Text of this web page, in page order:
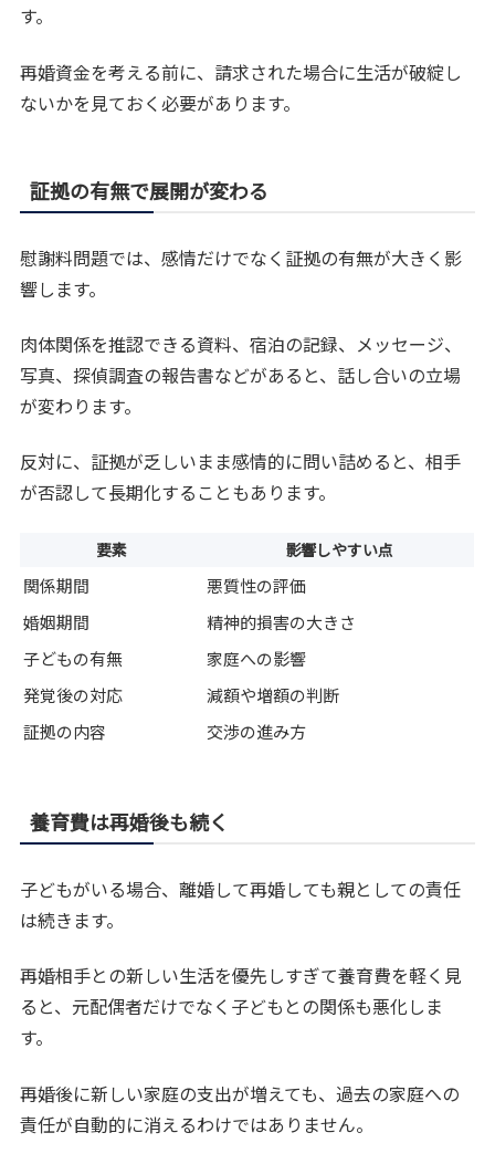
す。
再婚資金を考える前に、請求された場合に生活が破綻し
ないかを見ておく必要があります。
証拠の有無で展開が変わる
慰謝料問題では、感情だけでなく証拠の有無が大きく影
響します。
肉体関係を推認できる資料、宿泊の記録、メッセージ、
写真、探偵調査の報告書などがあると、話し合いの立場
が変わります。
反対に、証拠が乏しいまま感情的に問い詰めると、相手
が否認して長期化することもあります。
要素 影響しやすい点
関係期間
悪質性の評価
婚姻期間
精神的損害の大きさ
子どもの有無
家庭への影響
発覚後の対応
減額や増額の判断
証拠の内容
交渉の進み方
養育費は再婚後も続く
子どもがいる場合、離婚して再婚しても親としての責任
は続きます。
再婚相手との新しい生活を優先しすぎて養育費を軽く見
ると、元配偶者だけでなく子どもとの関係も悪化しま
す。
再婚後に新しい家庭の支出が増えても、過去の家庭への
責任が自動的に消えるわけではありません。